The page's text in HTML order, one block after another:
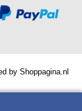
by Shoppagina.nl